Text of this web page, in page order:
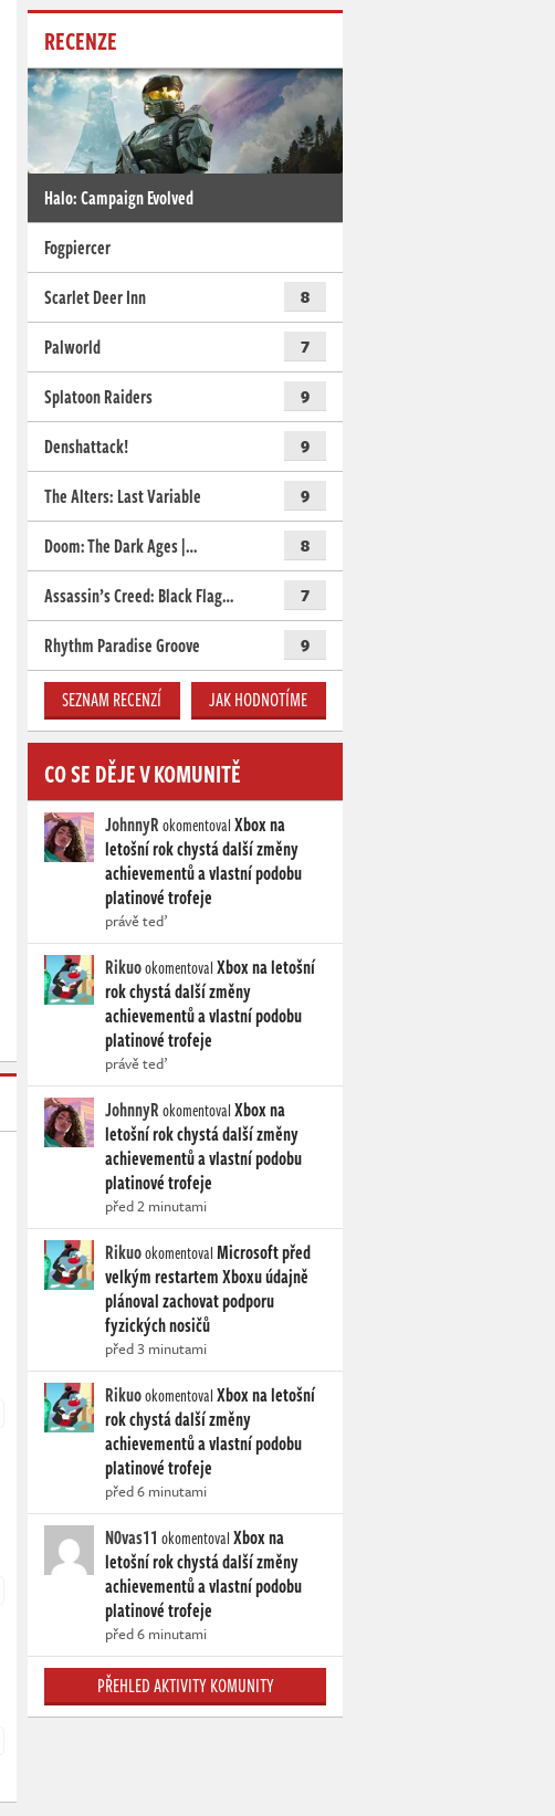
RECENZE
Halo: Campaign Evolved
Fogpiercer
Scarlet Deer Inn
8
Palworld 7
Splatoon Raiders 9
Denshattack! 9
The Alters: Last Variable 9
Doom: The Dark Ages |… 8
Assassin’s Creed: Black Flag… 7
Rhythm Paradise Groove 9
SEZNAM RECENZÍ JAK HODNOTÍME
CO SE DĚJE V KOMUNITĚ
JohnnyRokomentovalXbox na
letošní rok chystá další změny
achievementů a vlastní podobu
platinové trofeje
právě teď
RikuookomentovalXbox na letošní
rok chystá další změny
achievementů a vlastní podobu
platinové trofeje
právě teď
JohnnyRokomentovalXbox na
letošní rok chystá další změny
achievementů a vlastní podobu
platinové trofeje
před 2 minutami
RikuookomentovalMicrosoft před
velkým restartem Xboxu údajně
plánoval zachovat podporu
fyzických nosičů
před 3 minutami
RikuookomentovalXbox na letošní
rok chystá další změny
achievementů a vlastní podobu
platinové trofeje
před 6 minutami
N0vas11 okomentovalXbox na
letošní rok chystá další změny
achievementů a vlastní podobu
platinové trofeje
před 6 minutami
PŘEHLED AKTIVITY KOMUNITY